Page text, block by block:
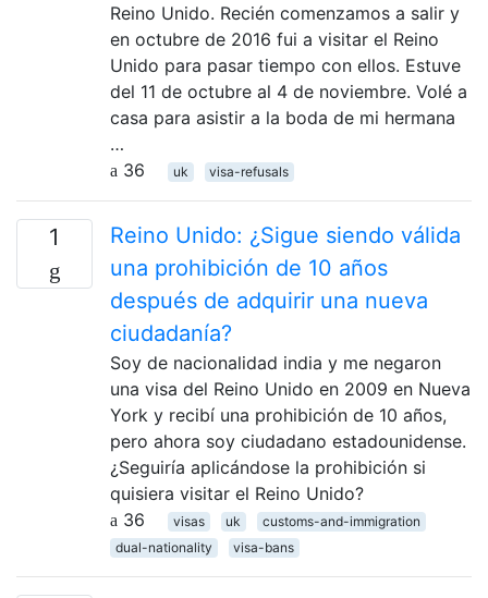
Reino Unido. Recién comenzamos a salir y
en octubre de 2016 fui a visitar el Reino
Unido para pasar tiempo con ellos. Estuve
del 11 de octubre al 4 de noviembre. Volé a
casa para asistir a la boda de mi hermana
…
36
uk visa-refusals
1
Reino Unido: ¿Sigue siendo válida
una prohibición de 10 años
después de adquirir una nueva
ciudadanía?
Soy de nacionalidad india y me negaron
una visa del Reino Unido en 2009 en Nueva
York y recibí una prohibición de 10 años,
pero ahora soy ciudadano estadounidense.
¿Seguiría aplicándose la prohibición si
quisiera visitar el Reino Unido?
36
visas uk
customs-and-immigration
dual-nationality
visa-bans